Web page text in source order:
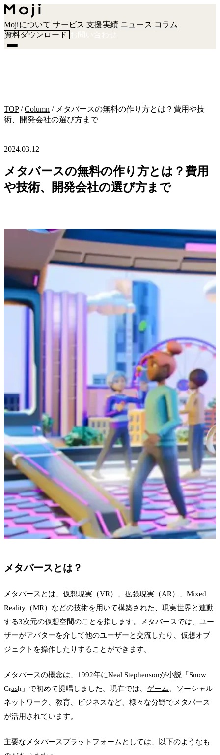
Mojiについてサービス支援実績 ニュース コラム
資料ダウンロード
TOP / Column / メタバースの無料の作り方とは？費用や技
術、開発会社の選び方まで
2024.03.12
メタバースの無料の作り方とは？費用
や技術、開発会社の選び方まで
メタバースとは？
メタバースとは、仮想現実（VR）、拡張現実（AR）、Mixed
Reality（MR）などの技術を用いて構築された、現実世界と連動
する3次元の仮想空間のことを指します。メタバースでは、ユー
ザーがアバターを介して他のユーザーと交流したり、仮想オブ
ジェクトを操作したりすることができます。
メタバースの概念は、1992年にNeal Stephensonが小説「Snow
Crash」で初めて提唱しました。現在では、 ゲーム
、ソーシャル
ネットワーク、教育、ビジネスなど、様々な分野でメタバース
が活用されています。
主要なメタバースプラットフォームとしては、以下のようなも